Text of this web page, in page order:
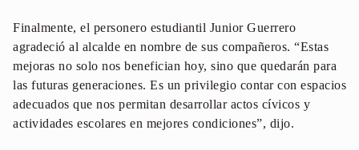
Finalmente, el personero estudiantil Junior Guerrero
agradeció al alcalde en nombre de sus compañeros. “Estas
mejoras no solo nos benefician hoy, sino que quedarán para
las futuras generaciones. Es un privilegio contar con espacios
adecuados que nos permitan desarrollar actos cívicos y
actividades escolares en mejores condiciones”, dijo.